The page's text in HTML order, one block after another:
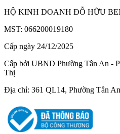
HỘ KINH DOANH ĐỖ HỮU
MST: 066200019180
Cấp ngày 24/12/2025
Cấp bởi UBND Phường Tân An -
Thị
Địa chỉ: 361 QL14, Phường Tân